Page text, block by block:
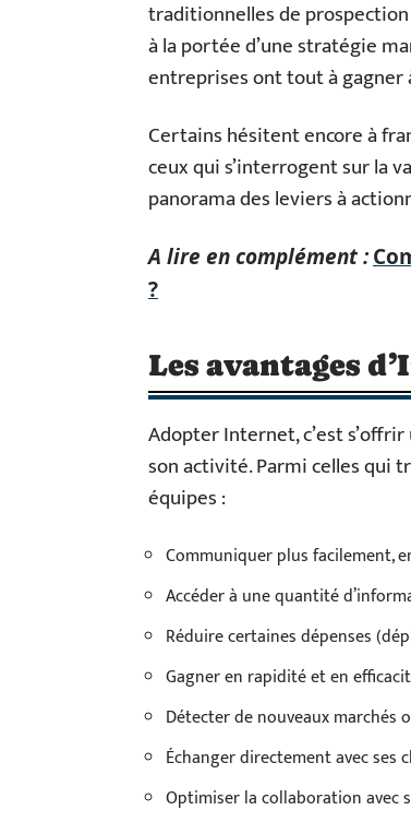
traditionnelles de
à la portée d’une stratégie
entreprises ont tout à
Certains hésitent encore à
ceux qui s’interrogent sur la
panorama des leviers à
A lire en complément :
?
Les avantages
Adopter Internet, c’est
son activité. Parmi celles qui
équipes :
Communiquer plus facilement,
Accéder à une quantité
Réduire certaines dépenses
Gagner en rapidité et en
Détecter de nouveaux marchés
Échanger directement avec
Optimiser la collaboration avec